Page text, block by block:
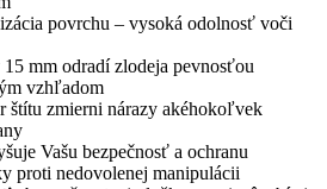
povrchu – vysoká odolnosť voči
mm odradí zlodeja pevnosťou
vzhľadom
štítu zmierni nárazy akéhokoľvek
Vašu bezpečnosť a ochranu
proti nedovolenej manipulácii